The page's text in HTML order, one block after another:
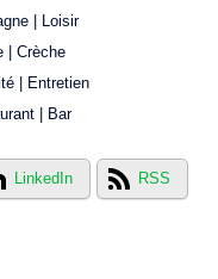
| Loisir
| Crèche
| Entretien
| Bar
LinkedIn RSS